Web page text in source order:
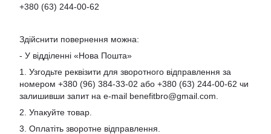
+380 (63) 244-00-62
Здійснити повернення можна:
- У відділенні «Нова Пошта»
1. Узгодьте реквізити для зворотного відправлення за
номером +380 (96) 384-33-02 або +380 (63) 244-00-62 чи
залишивши запит на e-mail benefitbro@gmail.com
2. Упакуйте товар.
3. Оплатіть зворотне відправлення.